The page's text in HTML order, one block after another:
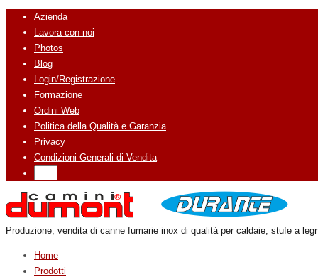
Azienda
Lavora con noi
Photos
Blog
Login/Registrazione
Formazione
Ordini Web
Politica della Qualità e Garanzia
Privacy
Condizioni Generali di Vendita
Produzione, vendita di canne fumarie inox di qualità per caldaie, stufe a
Home
Prodotti